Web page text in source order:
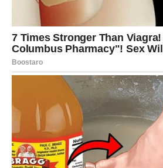
takvima kakvi jeste. Neko ko ne
već vas prihvata. Ovo može biti
neobičnog, ali vrlo iskrenog. Ljubav
prijateljstva, razgovora ili
Za Vodolije u vezi, sedmica donosi
oslobađa. Možda ćete zajedno
odluku ili osvežiti odnos. Ako to
hrabrost da kažete istinu. U oba
Nova sreća u ljubavi dolazi onda kada